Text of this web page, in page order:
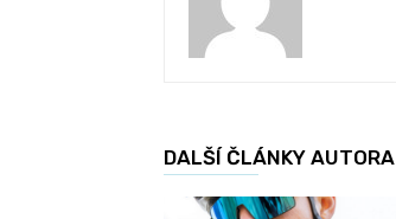
DALŠÍ ČLÁNKY AUTORA